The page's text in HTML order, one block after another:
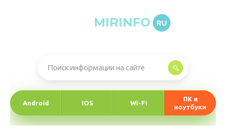
MIRINFO RU
Android IOS Wi-Fi
ПК и
ноутбуки